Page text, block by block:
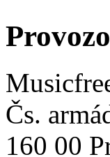
Čs.
160 00